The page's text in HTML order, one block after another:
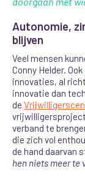
Autonomie,
blijven
Veel mensen
Conny Helder.
innovaties, al
innovatie dan
de
verband te
die zich vol
de hand daarvan
hen niets meer te